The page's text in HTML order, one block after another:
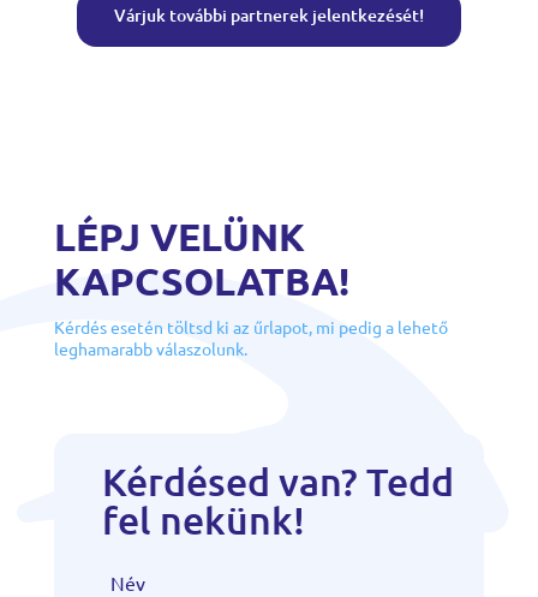
Várjuk további partnerek jelentkezését!
LÉPJ VELÜNK
KAPCSOLATBA!
Kérdés esetén töltsd ki az űrlapot, mi pedig a lehető
leghamarabb válaszolunk.
Kérdésed van? Tedd
fel nekünk!
Név